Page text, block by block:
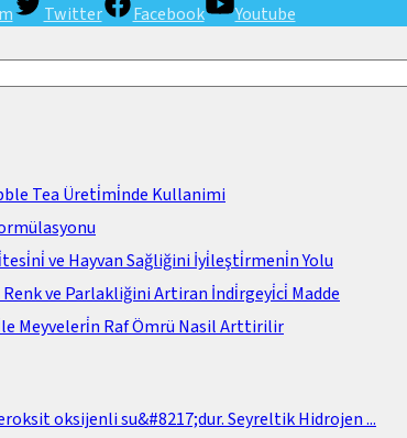
Twitter Facebook Youtube
Tea Üreti̇mi̇nde Kullanimi
ve Hayvan Sağliğini İyi̇leşti̇rmeni̇n Yolu
ve Parlakliğini Artiran İndi̇rgeyi̇ci̇ Madde
Meyveleri̇n Raf Ömrü Nasil Arttirilir
oksijenli su&#8217;dur. Seyreltik Hidrojen...